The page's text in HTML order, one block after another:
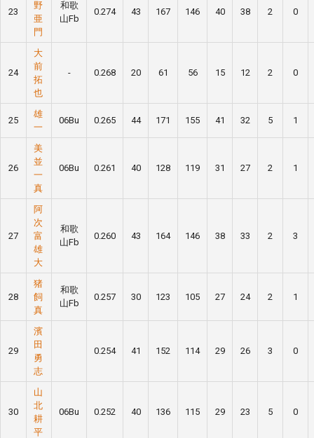
23
野
亜
門
和歌
山Fb
0.274 43 167 146 40 38 2 0
24
大
前
拓
也
- 0.268 20 61 56 15 12 2 0
25
雄
一
06Bu 0.265 44 171 155 41 32 5 1
26
美
並
一
真
06Bu 0.261 40 128 119 31 27 2 1
27
阿
次
富
雄
大
和歌
山Fb
0.260 43 164 146 38 33 2 3
28
猪
飼
真
和歌
山Fb
0.257 30 123 105 27 24 2 1
29
濱
田
勇
志
0.254 41 152 114 29 26 3 0
30
山
北
耕
平
06Bu 0.252 40 136 115 29 23 5 0